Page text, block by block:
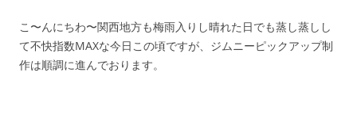
こ〜んにちわ〜関西地方も梅雨入りし晴れた日でも蒸し蒸しし
て不快指数MAXな今日この頃ですが、ジムニーピックアップ制
作は順調に進んでおります。